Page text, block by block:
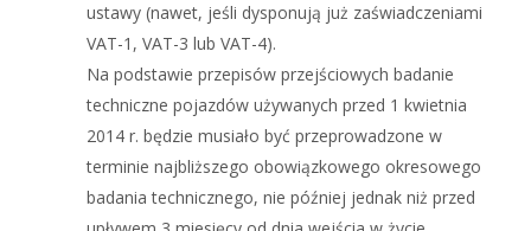
ustawy (nawet, jeśli dysponują już zaświadczeniami
VAT-1, VAT-3 lub VAT-4).
Na podstawie przepisów przejściowych badanie
techniczne pojazdów używanych przed 1 kwietnia
2014 r. będzie musiało być przeprowadzone w
terminie najbliższego obowiązkowego okresowego
badania technicznego, nie później jednak niż przed